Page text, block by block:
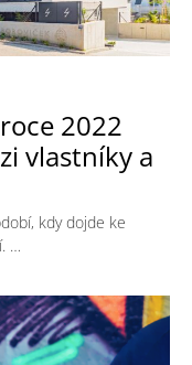
2022
vlastníky a
kdy dojde ke
…